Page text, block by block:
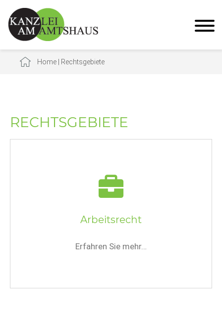
Home Rechtsgebiete
RECHTSGEBIETE
Arbeitsrecht
Erfahren Sie mehr…